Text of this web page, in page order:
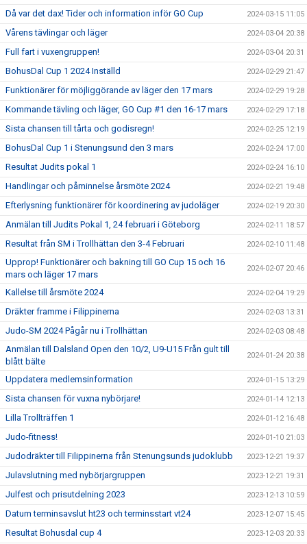
Då var det dax! Tider och information inför GO Cup 2024-03-15 11:05
Vårens tävlingar och läger 2024-03-04 20:38
Full fart i vuxengruppen! 2024-03-04 20:31
BohusDal Cup 1 2024 Inställd 2024-02-29 21:47
Funktionärer för möjliggörande av läger den 17 mars 2024-02-29 19:28
Kommande tävling och läger, GO Cup #1 den 16-17 mars 2024-02-29 17:18
Sista chansen till tårta och godisregn! 2024-02-25 12:19
BohusDal Cup 1 i Stenungsund den 3 mars 2024-02-24 17:00
Resultat Judits pokal 1 2024-02-24 16:10
Handlingar och påminnelse årsmöte 2024 2024-02-21 19:48
Efterlysning funktionärer för koordinering av judoläger 2024-02-19 20:30
Anmälan till Judits Pokal 1, 24 februari i Göteborg 2024-02-11 18:57
Resultat från SM i Trollhättan den 3-4 Februari 2024-02-10 11:48
Upprop! Funktionärer och bakning till GO Cup 15 och 16
mars och läger 17 mars
2024-02-07 20:46
Kallelse till årsmöte 2024 2024-02-04 19:29
Dräkter framme i Filippinerna 2024-02-03 13:31
Judo-SM 2024 Pågår nu i Trollhättan 2024-02-03 08:48
Anmälan till Dalsland Open den 10/2, U9-U15 Från gult till
blått bälte
2024-01-24 20:38
Uppdatera medlemsinformation 2024-01-15 13:29
Sista chansen för vuxna nybörjare! 2024-01-14 12:13
Lilla Trollträffen 1 2024-01-12 16:48
Judo-fitness! 2024-01-10 21:03
Judodräkter till Filippinerna från Stenungsunds judoklubb 2023-12-21 19:37
Julavslutning med nybörjargruppen 2023-12-21 19:31
Julfest och prisutdelning 2023 2023-12-13 10:59
Datum terminsavslut ht23 och terminsstart vt24 2023-12-07 15:45
Resultat Bohusdal cup 4 2023-12-03 20:33